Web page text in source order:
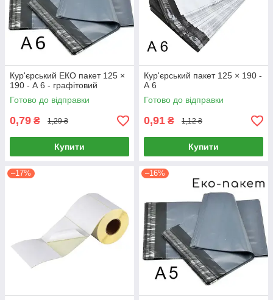
Кур'єрський ЕКО пакет 125 ×
190 - А 6 - графітовий
Готово до відправки
0,79 ₴ 1,29 ₴
Купити
Кур'єрський пакет 125 × 190 -
А 6
Готово до відправки
0,91 ₴ 1,12 ₴
Купити
–17% –16%